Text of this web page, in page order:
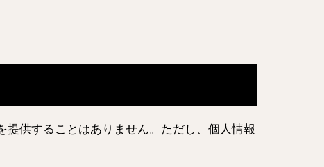
供することはありません。ただし、個人情報